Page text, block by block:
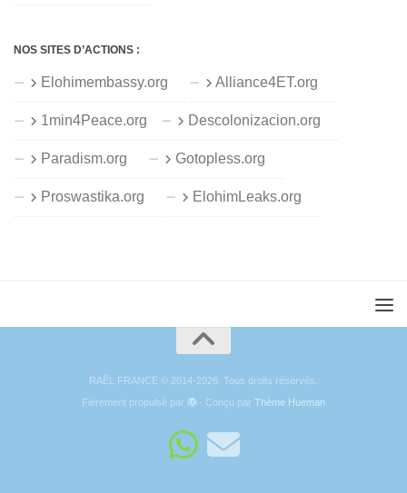
NOS SITES D’ACTIONS :
Elohimembassy.org Alliance4ET.org
1min4Peace.org Descolonizacion.org
Paradism.org Gotopless.org
Proswastika.org ElohimLeaks.org
RAËL FRANCE © 2014-2026. Tous droits réservés.
Fièrement propulsé par
- Conçu parThème Hueman